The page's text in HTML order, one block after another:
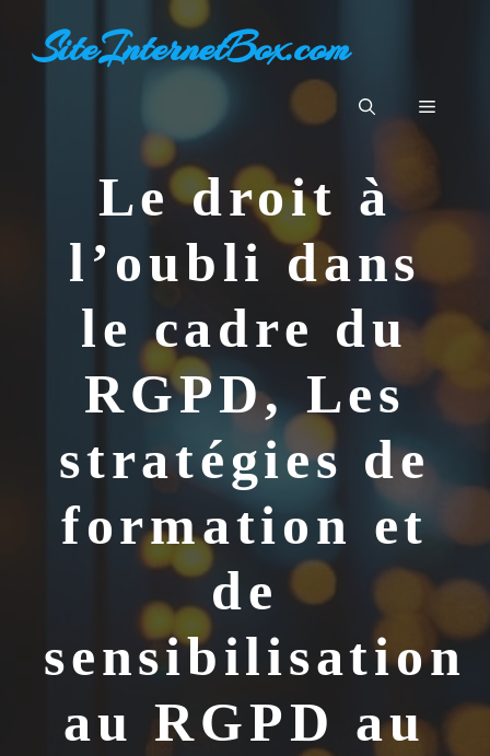
contenuSiteInternetBox.com
Menu
Le droit à
l’oubli dans
le cadre du
RGPD, Les
stratégies de
formation et
de
sensibilisation
au RGPD au